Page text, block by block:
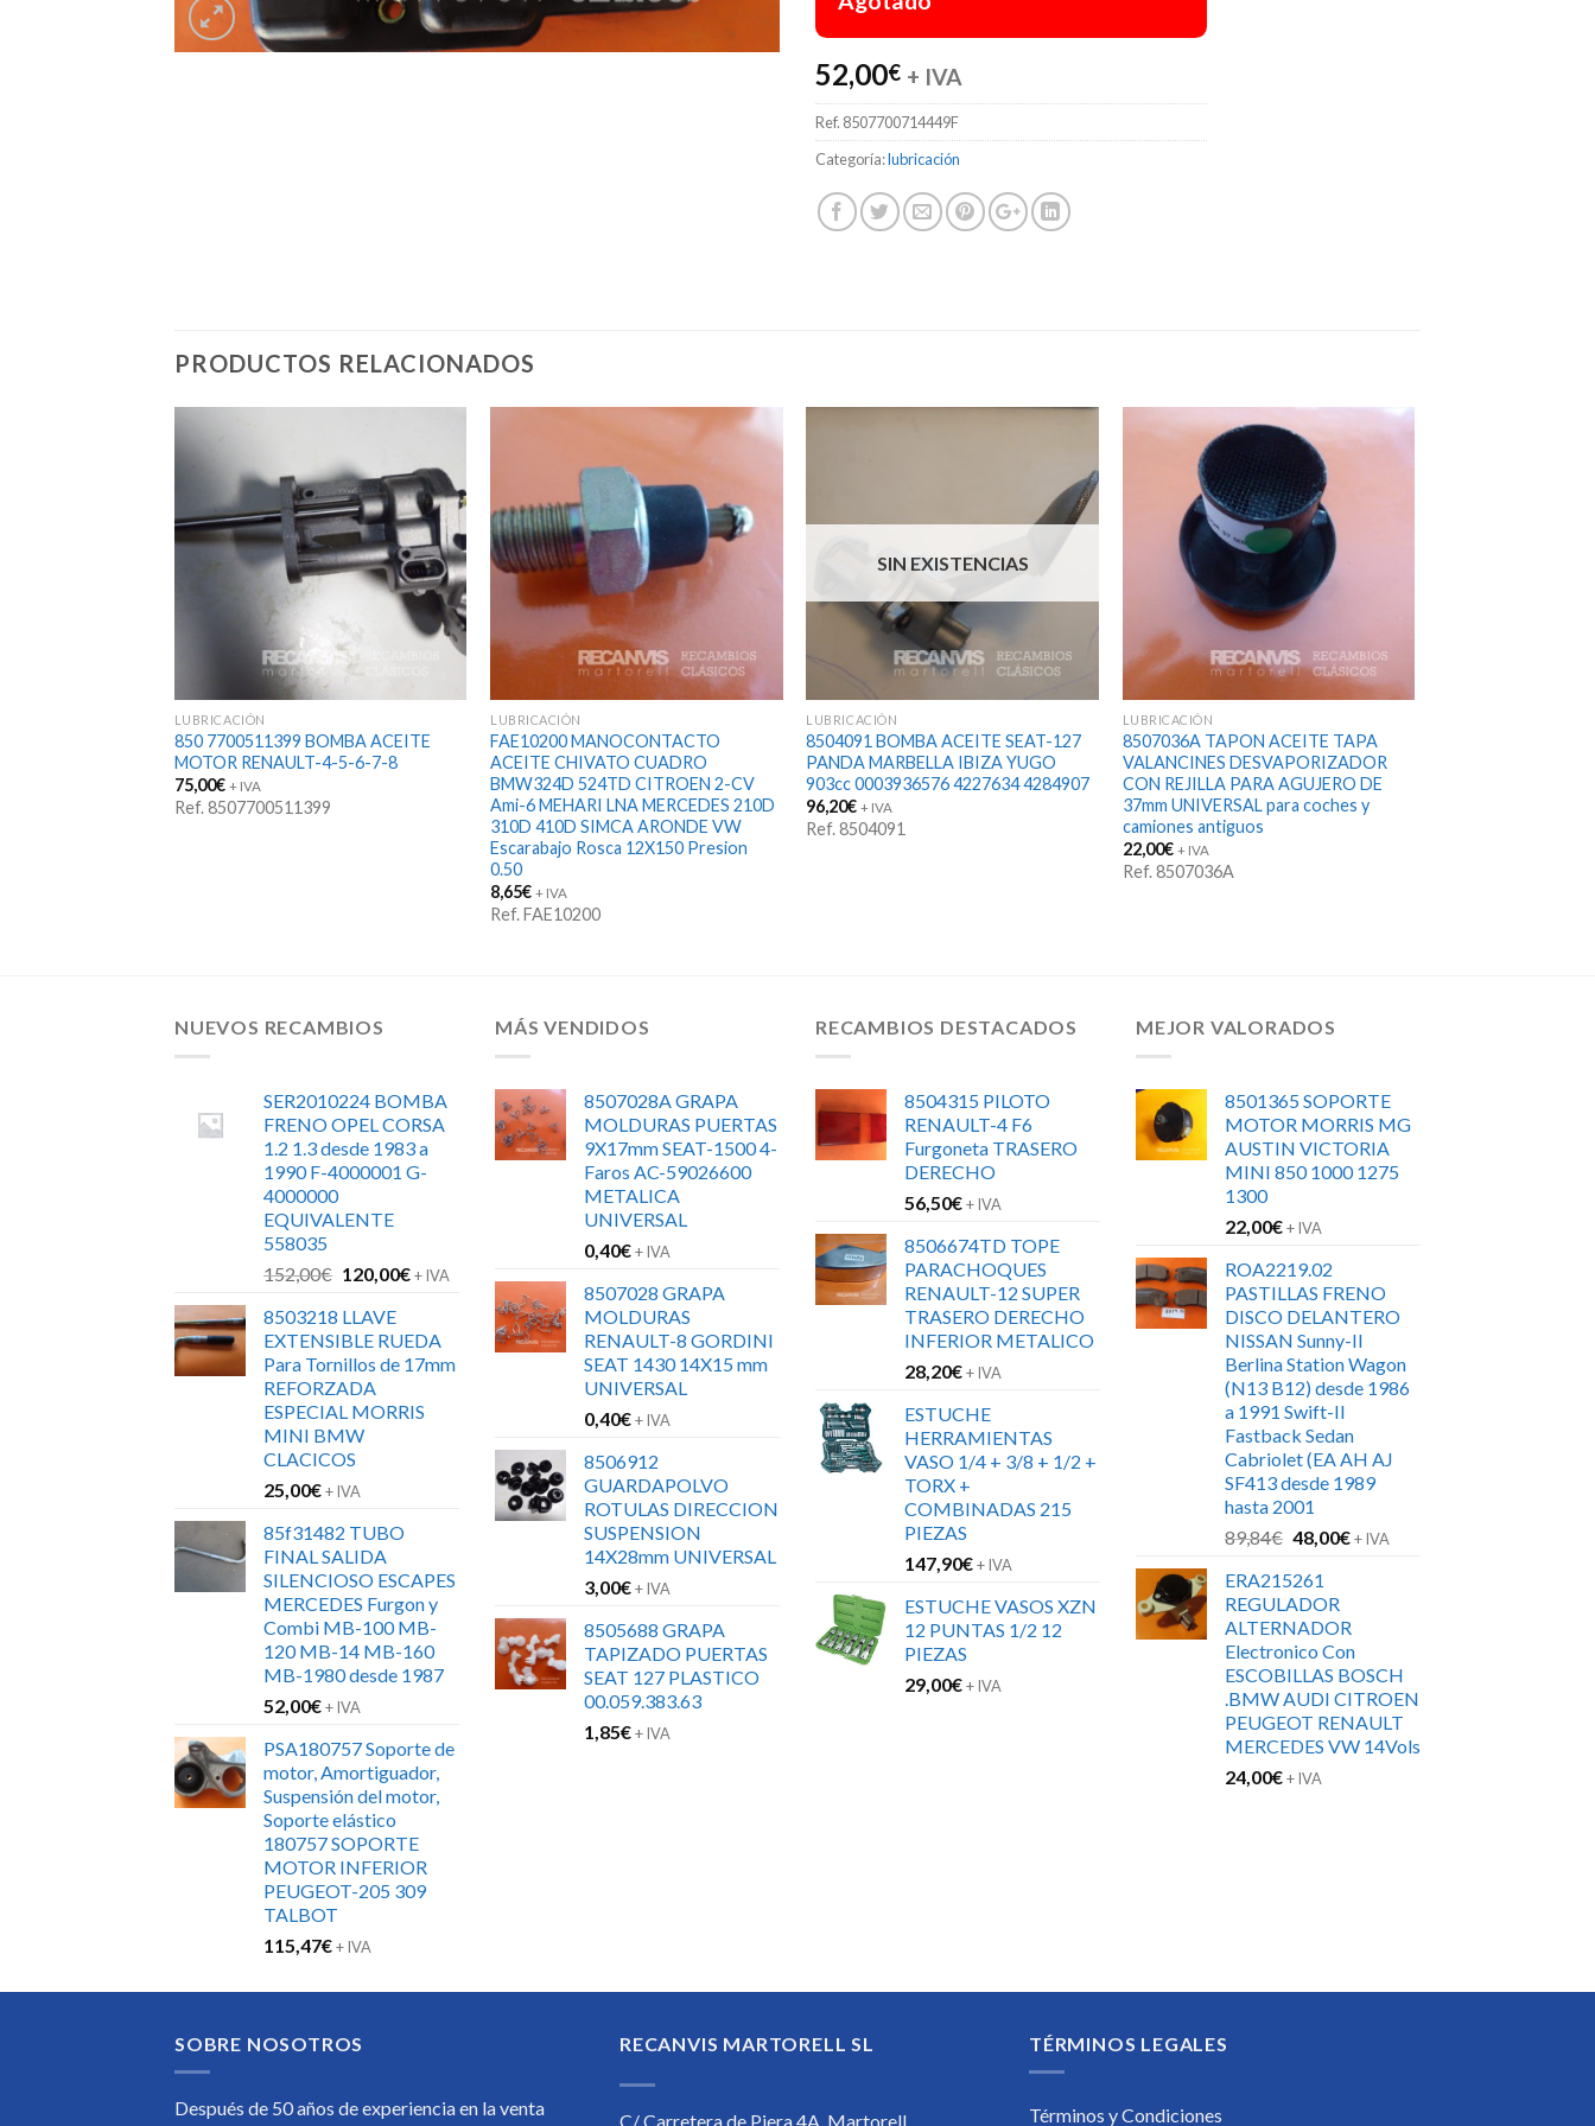
52,00€ + IVA
Ref. 8507700714449F
Categoría:lubricación
PRODUCTOS RELACIONADOS
LUBRICACIÓN
850 7700511399 BOMBA ACEITE
MOTOR RENAULT-4-5-6-7-8
75,00€ + IVA
Ref. 8507700511399
LUBRICACIÓN
FAE10200 MANOCONTACTO
ACEITE CHIVATO CUADRO
BMW324D 524TD CITROEN 2-CV
Ami-6 MEHARI LNA MERCEDES 210D
310D 410D SIMCA ARONDE VW
Escarabajo Rosca 12X150 Presion
0.50
8,65€ + IVA
Ref. FAE10200
SIN EXISTENCIAS
LUBRICACIÓN
8504091 BOMBA ACEITE SEAT-127
PANDA MARBELLA IBIZA YUGO
903cc 0003936576 4227634 4284907
96,20€ + IVA
Ref. 8504091
LUBRICACIÓN
8507036A TAPON ACEITE TAPA
VALANCINES DESVAPORIZADOR
CON REJILLA PARA AGUJERO DE
37mm UNIVERSAL para coches y
camiones antiguos
22,00€ + IVA
Ref. 8507036A
NUEVOS RECAMBIOS
SER2010224 BOMBA
FRENO OPEL CORSA
1.2 1.3 desde 1983 a
1990 F-4000001 G-
4000000
EQUIVALENTE
558035
152,00€ El
original
era:
152,00€.
120,00€El
es:
120,00€.
+ IVA
8503218 LLAVE
EXTENSIBLE RUEDA
Para Tornillos de 17mm
REFORZADA
ESPECIAL MORRIS
MINI BMW
CLACICOS
25,00€+ IVA
85f31482 TUBO
FINAL SALIDA
SILENCIOSO ESCAPES
MERCEDES Furgon y
Combi MB-100 MB-
120 MB-14 MB-160
MB-1980 desde 1987
52,00€+ IVA
PSA180757 Soporte de
motor, Amortiguador,
Suspensión del motor,
Soporte elástico
180757 SOPORTE
MOTOR INFERIOR
PEUGEOT-205 309
TALBOT
115,47€+ IVA
MÁS VENDIDOS
8507028A GRAPA
MOLDURAS PUERTAS
9X17mm SEAT-1500 4-
Faros AC-59026600
METALICA
UNIVERSAL
0,40€+ IVA
8507028 GRAPA
MOLDURAS
RENAULT-8 GORDINI
SEAT 1430 14X15 mm
UNIVERSAL
0,40€+ IVA
8506912
GUARDAPOLVO
ROTULAS DIRECCION
SUSPENSION
14X28mm UNIVERSAL
3,00€+ IVA
8505688 GRAPA
TAPIZADO PUERTAS
SEAT 127 PLASTICO
00.059.383.63
1,85€+ IVA
RECAMBIOS DESTACADOS
8504315 PILOTO
RENAULT-4 F6
Furgoneta TRASERO
DERECHO
56,50€+ IVA
8506674TD TOPE
PARACHOQUES
RENAULT-12 SUPER
TRASERO DERECHO
INFERIOR METALICO
28,20€+ IVA
ESTUCHE
HERRAMIENTAS
VASO 1/4 + 3/8 + 1/2 +
TORX +
COMBINADAS 215
PIEZAS
147,90€+ IVA
ESTUCHE VASOS XZN
12 PUNTAS 1/2 12
PIEZAS
29,00€+ IVA
MEJOR VALORADOS
8501365 SOPORTE
MOTOR MORRIS MG
AUSTIN VICTORIA
MINI 850 1000 1275
1300
22,00€+ IVA
ROA2219.02
PASTILLAS FRENO
DISCO DELANTERO
NISSAN Sunny-II
Berlina Station Wagon
(N13 B12) desde 1986
a 1991 Swift-II
Fastback Sedan
Cabriolet (EA AH AJ
SF413 desde 1989
hasta 2001
89,84€ El
original
era:
89,84€.
48,00€El
48,00€.
+ IVA
ERA215261
REGULADOR
ALTERNADOR
Electronico Con
ESCOBILLAS BOSCH
.BMW AUDI CITROEN
PEUGEOT RENAULT
MERCEDES VW 14Vols
24,00€+ IVA
SOBRE NOSOTROS
Después de 50 años de experiencia en la venta
RECANVIS MARTORELL SL
C/ Carretera de Piera 4A, Martorell
TÉRMINOS LEGALES
Términos y Condiciones